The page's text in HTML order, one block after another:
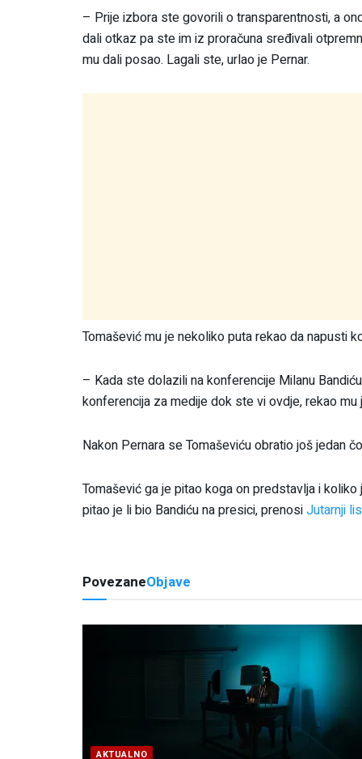
– Prije izbora ste govorili o transparentnosti, a
dali otkaz pa ste im iz proračuna sređivali
mu dali posao. Lagali ste, urlao je Pernar.
Tomašević mu je nekoliko puta rekao da napusti
– Kada ste dolazili na konferencije Milanu
konferencija za medije dok ste vi ovdje, rekao mu
Nakon Pernara se Tomaševiću obratio još jedan
Tomašević ga je pitao koga on predstavlja i
pitao je li bio Bandiću na presici, prenosiJutarnji
PovezaneObjave
AKTUALNO